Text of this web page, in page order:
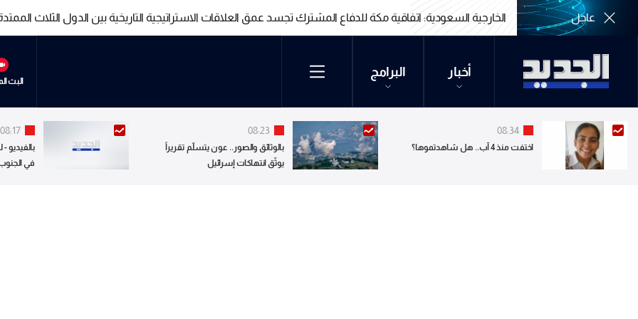
عاجل الخارجية السعودية: اتفاقية مكة للدفاع المشترك تجسد عمق العلاقات الاستراتيجية التاريخية بين الدول الثلاث
أخبار البرامج
البث
08:34
اختفت منذ 4 آب.. هل شاهدتموها؟
08:23
بالوثائق والصور.. عون يتسلّم تقريراً
يوثّق انتهاكات إسرائيل
08:17
بالفيديو
في